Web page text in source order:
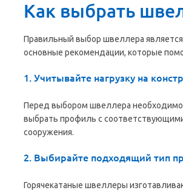
Как выбрать
Правильный выбор швеллера
основные рекомендации, которые
1. Учитывайте нагрузку на
Перед выбором швеллера необходимо
выбрать профиль с
сооружения.
2. Выбирайте подходящий тип
Горячекатаные швеллеры